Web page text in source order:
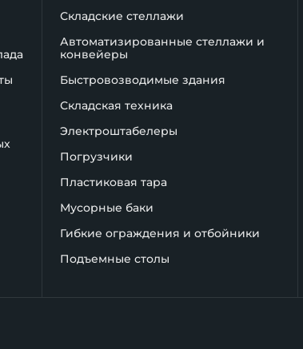
Складские стеллажи
Автоматизированные стеллажи и
конвейеры
Быстровозводимые здания
Складская техника
Электроштабелеры
Погрузчики
Пластиковая тара
Мусорные баки
Гибкие ограждения и отбойники
Подъемные столы